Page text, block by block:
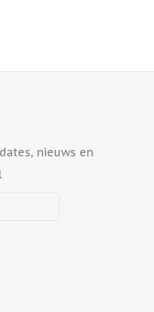
nieuws en